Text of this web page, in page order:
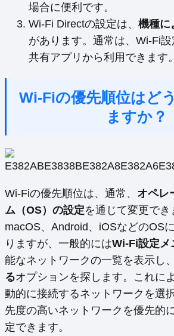
場合に便利です。
Wi-Fi Directの設定は、 機種に
があります。通常は、Wi-Fi
共有アプリから利用できます。
Wi-Fiの優先順位はど
ますか？
Wi-Fiの優先順位は、通常、 オペレ
ム（OS）の設定を通じて変更でき
macOS、Android、iOSなどのOS
りますが、一般的にはWi-Fi設定メ
能なネットワークの一覧を表示し、
るオプションを探します。これに
動的に接続するネットワークを選
先度の高いネットワークを優先的
定できます。